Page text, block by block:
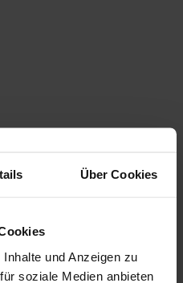
Über Cookies
und Anzeigen zu
soziale Medien anbieten